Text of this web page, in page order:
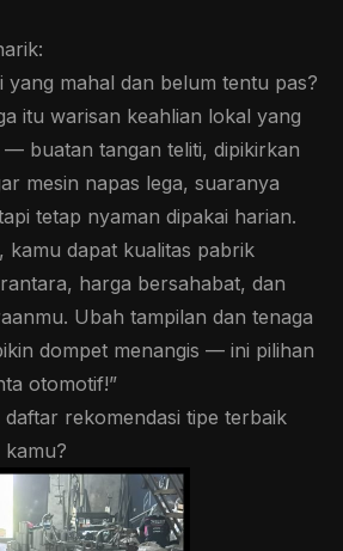
yang mahal dan belum tentu pas?
itu warisan keahlian lokal yang
— buatan tangan teliti, dipikirkan
mesin napas lega, suaranya
tetap nyaman dipakai harian.
kamu dapat kualitas pabrik
harga bersahabat, dan
Ubah tampilan dan tenaga
dompet menangis — ini pilihan
otomotif!”
rekomendasi tipe terbaik